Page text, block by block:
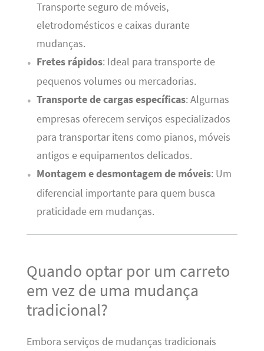
Transporte seguro de móveis,
eletrodomésticos e caixas durante
mudanças.
Fretes rápidos: Ideal para transporte de
pequenos volumes ou mercadorias.
Transporte de cargas específicas: Algumas
empresas oferecem serviços especializados
para transportar itens como pianos, móveis
antigos e equipamentos delicados.
Montagem e desmontagem de móveis: Um
diferencial importante para quem busca
praticidade em mudanças.
Quando optar por um carreto
em vez de uma mudança
tradicional?
Embora serviços de mudanças tradicionais